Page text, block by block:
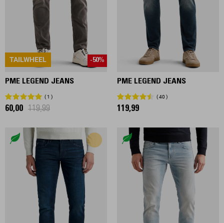
TAILWHEEL -50%
PME LEGEND JEANS
1
60,00 119,99
PME LEGEND JEANS
40
119,99